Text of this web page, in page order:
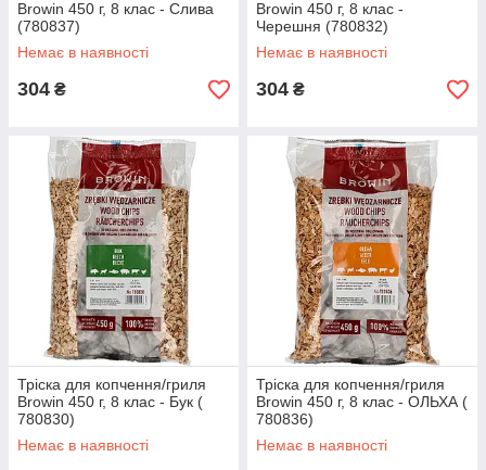
Browin 450 г, 8 клас - Слива
(780837)
Немає в наявності
304 ₴
Browin 450 г, 8 клас -
Черешня (780832)
Немає в наявності
304 ₴
Тріска для копчення/гриля
Browin 450 г, 8 клас - Бук (
780830)
Немає в наявності
Тріска для копчення/гриля
Browin 450 г, 8 клас - ОЛЬХА (
780836)
Немає в наявності